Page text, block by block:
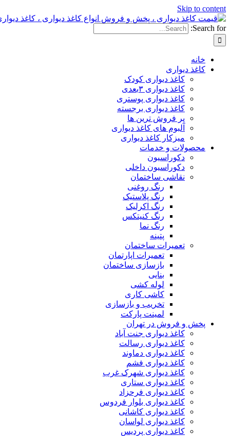
Skip to content
Search for:
خانه
کاغذ دیواری
کاغذ دیواری کودک
کاغذ دیواری ۳بعدی
کاغذ دیواری پوستری
کاغذ دیواری برجسته
پر فروش ترین ها
آلبوم های کاغذ دیواری
میزکار کاغذ دیواری
محصولات و خدمات
دکوراسیون
دکوراسیون داخلی
نقاشی ساختمان
رنگ روغنی
رنگ پلاستیک
رنگ اکرلیک
رنگ کنیتکس
رنگ نما
پتینه
تعمیرات ساختمان
تعمیرات اپارتمان
بازسازی ساختمان
بنایی
لوله کشی
کاشی کاری
تخریب و بازسازی
لمینت پارکت
پخش و فروش در تهران
کاغذ دیواری جنت آباد
کاغذ دیواری رسالت
کاغذ دیواری دماوند
کاغذ دیواری فشم
کاغذ دیواری شهرک غرب
کاغذ دیواری ستاری
کاغذ دیواری فرحزاد
کاغذ دیواری بلوار فردوس
کاغذ دیواری کاشانی
کاغذ دیواری لواسان
کاغذ دیواری پردیس